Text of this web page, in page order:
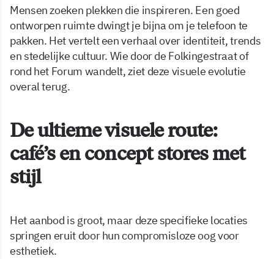
Mensen zoeken plekken die inspireren. Een goed
ontworpen ruimte dwingt je bijna om je telefoon te
pakken. Het vertelt een verhaal over identiteit, trends
en stedelijke cultuur. Wie door de Folkingestraat of
rond het Forum wandelt, ziet deze visuele evolutie
overal terug.
De ultieme visuele route:
café’s en concept stores met
stijl
Het aanbod is groot, maar deze specifieke locaties
springen eruit door hun compromisloze oog voor
esthetiek.